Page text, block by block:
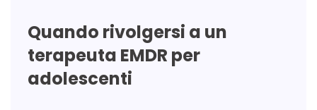
Quando rivolgersi a un
terapeuta EMDR per
adolescenti